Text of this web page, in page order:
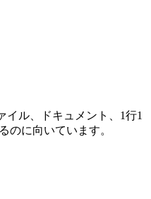
イル、ドキュメント、1行1
のに向いています。